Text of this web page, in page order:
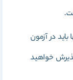
در آزمون
خواهید